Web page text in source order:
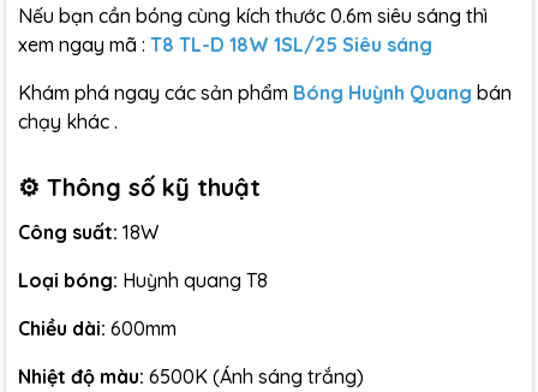
Nếu bạn cần bóng cùng kích thước 0.6m siêu sáng thì
xem ngay mã : T8 TL-D 18W 1SL/25 Siêu sáng
Khám phá ngay các sản phẩm Bóng Huỳnh Quang bán
chạy khác .
⚙️ Thông số kỹ thuật
Công suất: 18W
Loại bóng: Huỳnh quang T8
Chiều dài: 600mm
Nhiệt độ màu: 6500K (Ánh sáng trắng)